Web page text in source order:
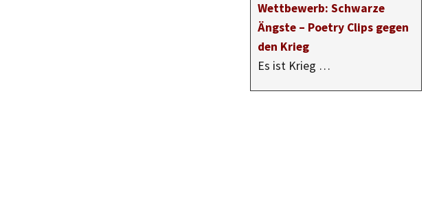
Wettbewerb: Schwarze
Ängste – Poetry Clips gegen
den Krieg
Es ist Krieg …